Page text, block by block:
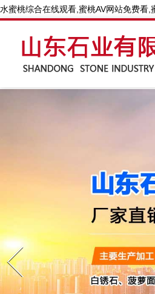
水蜜桃综合在线观看,蜜桃AV网站免费看
Prev